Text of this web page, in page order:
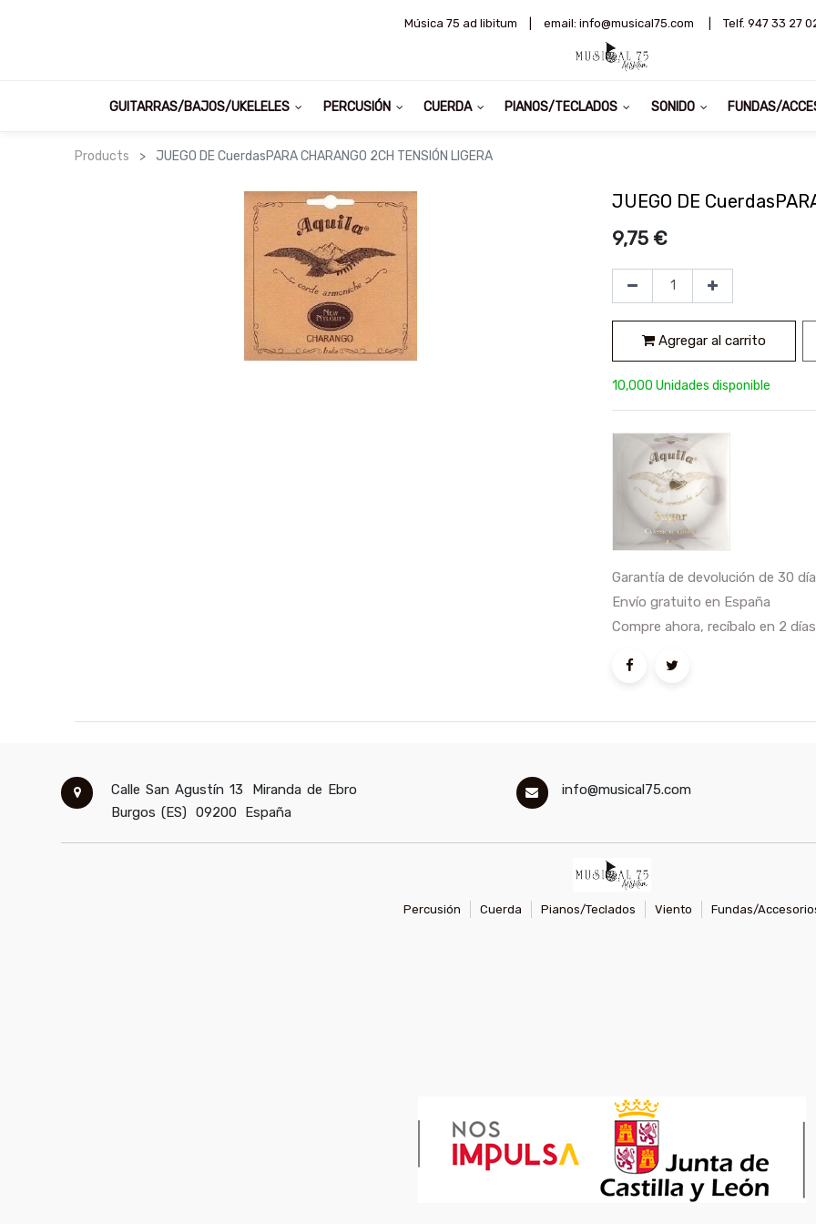
Música 75 ad libitum email: info@musical75.com Telf. 947 33 27
GUITARRAS/BAJOS/UKELELES PERCUSIÓN CUERDA PIANOS/TECLADOS SONIDO FUNDAS/
Products JUEGO DE CuerdasPARA CHARANGO 2CH TENSIÓN LIGERA
JUEGO DE
9,75 €
Agregar al carrito
10,000 Unidades disponible
Garantía de devolución de 30
Envío gratuito en España
Compre ahora, recíbalo en 2
Calle San Agustín 13
Miranda de Ebro
Burgos (ES) 09200 España
info@musical75.com
Percusión Cuerda Pianos/Teclados Viento Fundas/